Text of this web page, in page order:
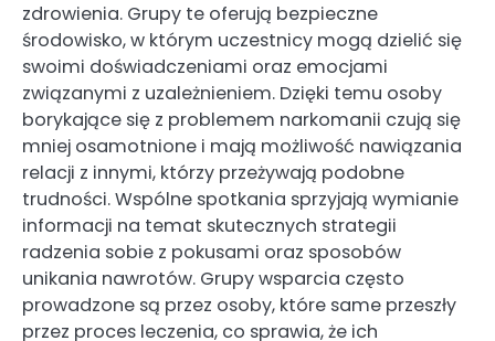
zdrowienia. Grupy te oferują bezpieczne
środowisko, w którym uczestnicy mogą dzielić się
swoimi doświadczeniami oraz emocjami
związanymi z uzależnieniem. Dzięki temu osoby
borykające się z problemem narkomanii czują się
mniej osamotnione i mają możliwość nawiązania
relacji z innymi, którzy przeżywają podobne
trudności. Wspólne spotkania sprzyjają wymianie
informacji na temat skutecznych strategii
radzenia sobie z pokusami oraz sposobów
unikania nawrotów. Grupy wsparcia często
prowadzone są przez osoby, które same przeszły
przez proces leczenia, co sprawia, że ich